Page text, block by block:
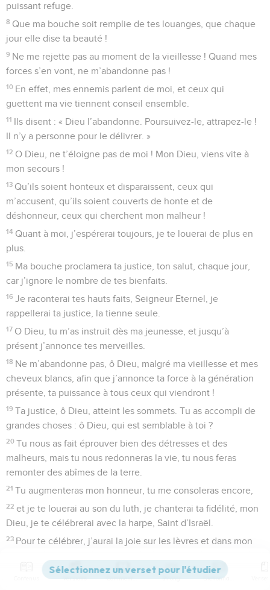
puissant refuge.
8 Que ma bouche soit remplie de tes louanges, que chaque
jour elle dise ta beauté !
9 Ne me rejette pas au moment de la vieillesse ! Quand mes
forces s’en vont, ne m’abandonne pas !
10 En effet, mes ennemis parlent de moi, et ceux qui
guettent ma vie tiennent conseil ensemble.
11 Ils disent : « Dieu l’abandonne. Poursuivez-le, attrapez-le !
Il n’y a personne pour le délivrer. »
12 O Dieu, ne t’éloigne pas de moi ! Mon Dieu, viens vite à
mon secours !
13 Qu’ils soient honteux et disparaissent, ceux qui
m’accusent, qu’ils soient couverts de honte et de
déshonneur, ceux qui cherchent mon malheur !
14 Quant à moi, j’espérerai toujours, je te louerai de plus en
plus.
15 Ma bouche proclamera ta justice, ton salut, chaque jour,
car j’ignore le nombre de tes bienfaits.
16 Je raconterai tes hauts faits, Seigneur Eternel, je
rappellerai ta justice, la tienne seule.
17 O Dieu, tu m’as instruit dès ma jeunesse, et jusqu’à
présent j’annonce tes merveilles.
18 Ne m’abandonne pas, ô Dieu, malgré ma vieillesse et mes
cheveux blancs, afin que j’annonce ta force à la génération
présente, ta puissance à tous ceux qui viendront !
19 Ta justice, ô Dieu, atteint les sommets. Tu as accompli de
grandes choses : ô Dieu, qui est semblable à toi ?
20 Tu nous as fait éprouver bien des détresses et des
malheurs, mais tu nous redonneras la vie, tu nous feras
remonter des abîmes de la terre.
21 Tu augmenteras mon honneur, tu me consoleras encore,
22 et je te louerai au son du luth, je chanterai ta fidélité, mon
Dieu, je te célébrerai avec la harpe, Saint d’Israël.
23 Pour te célébrer, j’aurai la joie sur les lèvres et dans mon
Ma langue proclamera chaque jour ta justice, car ceux qui
Versions Commentaires Strong